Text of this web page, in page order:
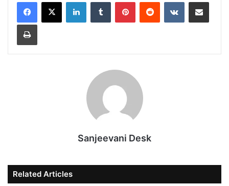
Print
Sanjeevani Desk
Related Articles